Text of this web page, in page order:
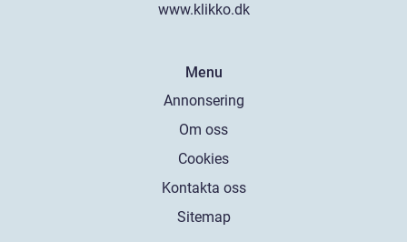
www.klikko.dk
Menu
Annonsering
Om oss
Cookies
Kontakta oss
Sitemap